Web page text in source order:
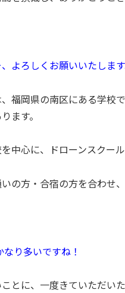
ろしくお願いいたします
福岡県の南区にある学校で
ます。
中心に、ドローンスクー
の方・合宿の方を合わせ
多いですね！
とに、一度きていただい